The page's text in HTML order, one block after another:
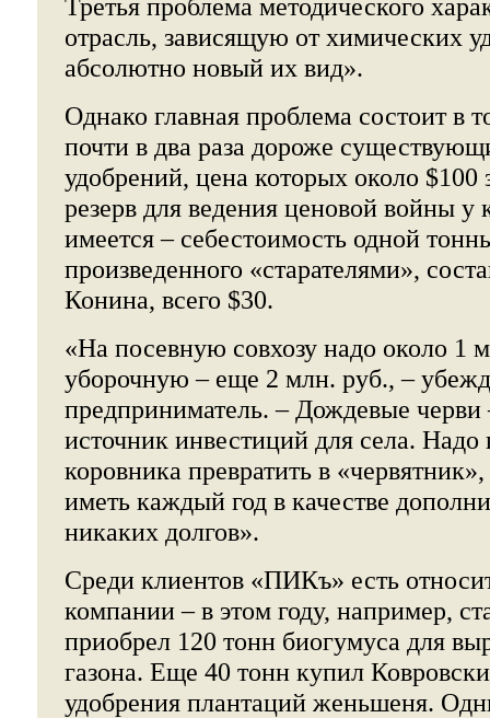
Третья проблема методического
отрасль, зависящую от химических
абсолютно новый их вид».
Однако главная проблема состоит в
почти в два раза дороже
удобрений, цена которых около $100
резерв для ведения ценовой войны
имеется – себестоимость одной
произведенного «старателями»,
Конина, всего $30.
«На посевную совхозу надо около 1
уборочную – еще 2 млн. руб., –
предприниматель. – Дождевые черви
источник инвестиций для села. Надо
коровника превратить в
иметь каждый год в качестве
никаких долгов».
Среди клиентов «ПИКъ» есть
компании – в этом году, например,
приобрел 120 тонн биогумуса для
газона. Еще 40 тонн купил
удобрения плантаций женьшеня.